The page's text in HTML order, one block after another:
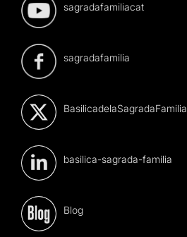
sagradafamiliacat
sagradafamilia
BasilicadelaSagradaFamilia
basilica-sagrada-familia
Blog